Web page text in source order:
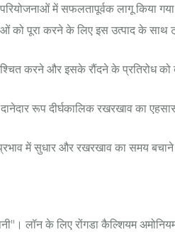
में सफलतापूर्वक लागू किया
को पूरा करने के लिए इस उत्पाद के
करने और इसके रौंदने के प्रतिरोध
दानेदार रूप दीर्घकालिक रखरखाव का
में सुधार और रखरखाव का समय
लॉन के लिए रोंगडा कैल्शियम